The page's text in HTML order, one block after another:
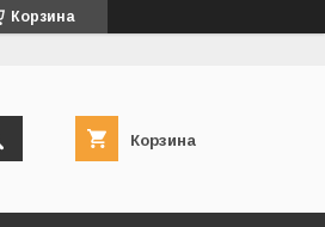
Корзина
Корзина